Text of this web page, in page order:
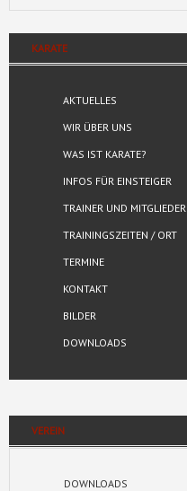
KARATE
AKTUELLES
WIR ÜBER UNS
WAS IST KARATE?
INFOS FÜR EINSTEIGER
TRAINER UND MITGLIEDER
TRAININGSZEITEN / ORT
TERMINE
KONTAKT
BILDER
DOWNLOADS
VEREIN
DOWNLOADS